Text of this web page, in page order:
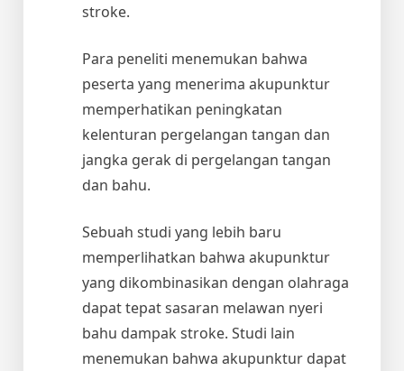
stroke.
Para peneliti menemukan bahwa
peserta yang menerima akupunktur
memperhatikan peningkatan
kelenturan pergelangan tangan dan
jangka gerak di pergelangan tangan
dan bahu.
Sebuah studi yang lebih baru
memperlihatkan bahwa akupunktur
yang dikombinasikan dengan olahraga
dapat tepat sasaran melawan nyeri
bahu dampak stroke. Studi lain
menemukan bahwa akupunktur dapat